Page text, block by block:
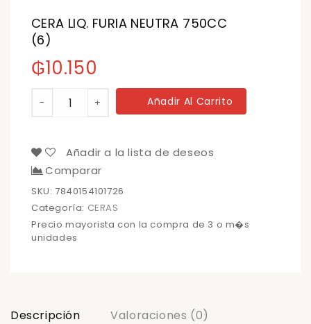
CERA LIQ. FURIA NEUTRA 750CC
(6)
₲10.150
750CC
(6)
cantidad
- + Añadir Al Carrito
Añadir a la lista de deseos
Comparar
SKU: 7840154101726
Categoría: CERAS
Precio mayorista con la compra de 3 o m�s
unidades
Descripción Valoraciones (0)